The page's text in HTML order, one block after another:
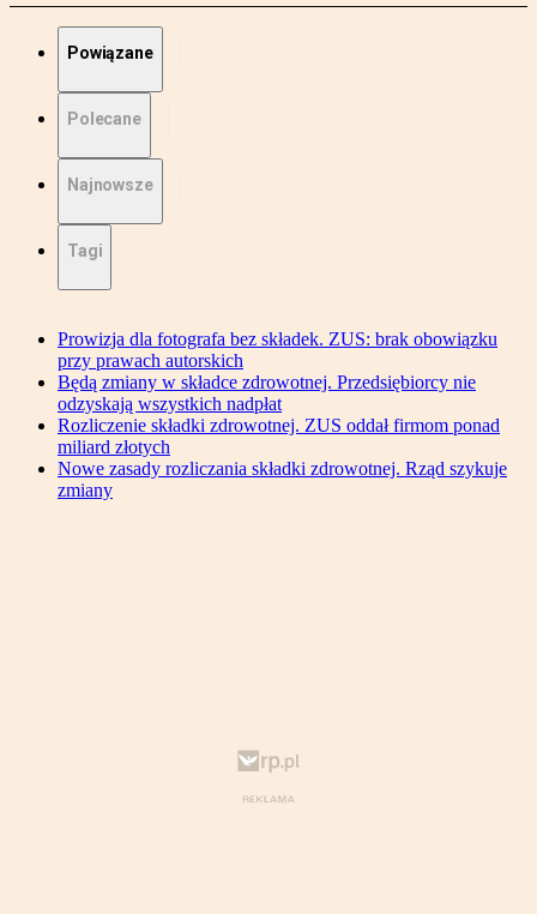
Powiązane
Polecane
Najnowsze
Tagi
Prowizja dla fotografa bez składek. ZUS: brak obowiązku
przy prawach autorskich
Będą zmiany w składce zdrowotnej. Przedsiębiorcy nie
odzyskają wszystkich nadpłat
Rozliczenie składki zdrowotnej. ZUS oddał firmom ponad
miliard złotych
Nowe zasady rozliczania składki zdrowotnej. Rząd szykuje
zmiany